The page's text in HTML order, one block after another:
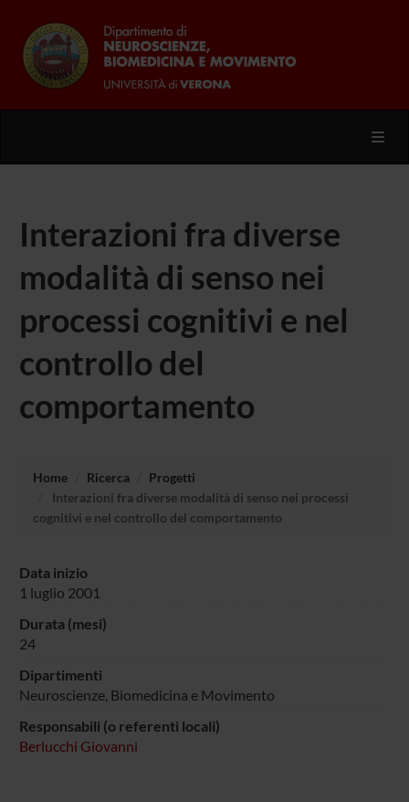
Interazioni fra diverse
modalità di senso nei
processi cognitivi e nel
controllo del
comportamento
Home Ricerca
Progetti
Interazioni fra diverse modalità di senso nei processi
cognitivi e nel controllo del comportamento
Data inizio
1 luglio 2001
Durata (mesi)
24
Dipartimenti
Neuroscienze, Biomedicina e Movimento
Responsabili (o referenti locali)
Berlucchi Giovanni